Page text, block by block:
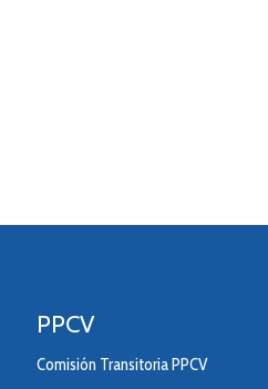
PPCV
Comisión Transitoria PPCV